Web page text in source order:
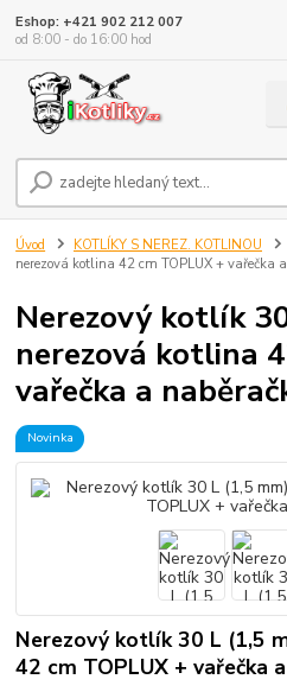
Eshop: +421 902 212 007
od 8:00 - do 16:00 hod
Úvod KOTLÍKY S NEREZ. KOTLINOU
nerezová kotlina 42 cm TOPLUX + vařečka
Nerezový kotlík
nerezová kotlina
vařečka a
Novinka
Nerezový kotlík 30 L (1,5
42 cm TOPLUX + vařečka